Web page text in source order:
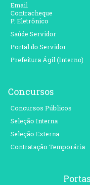
Email
Contracheque
P. Eletrônico
Saúde Servidor
Portal do Servidor
Prefeitura Ágil (Interno)
Concursos
Concursos Públicos
Seleção Interna
Seleção Externa
Contratação Temporária